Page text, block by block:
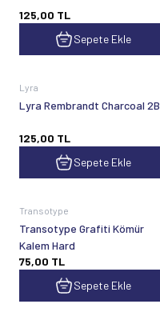
125,00 TL
Sepete Ekle
Lyra
Lyra Rembrandt Charcoal 2B
125,00 TL
Sepete Ekle
Transotype
Transotype Grafiti Kömür
Kalem Hard
75,00 TL
Sepete Ekle